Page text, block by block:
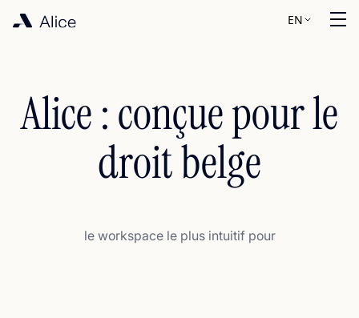
EN
Alice : conçue pour le
droit belge
le workspace le plus intuitif pour